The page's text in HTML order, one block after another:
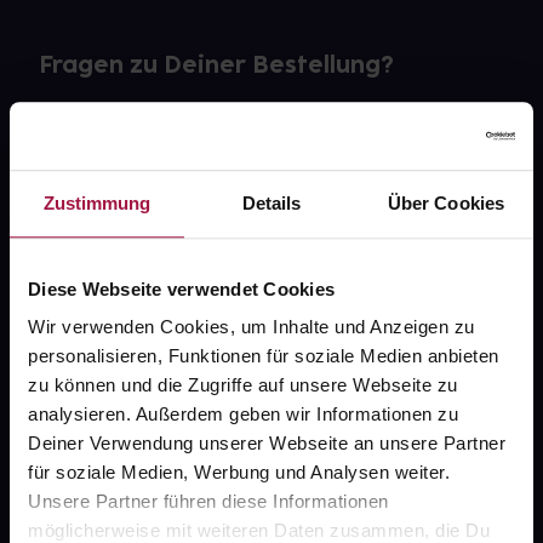
Zustimmung Details Über Cookies
Diese Webseite verwendet Cookies
Wir verwenden Cookies, um Inhalte und Anzeigen zu
personalisieren, Funktionen für soziale Medien anbieten
zu können und die Zugriffe auf unsere Webseite zu
analysieren. Außerdem geben wir Informationen zu
Deiner Verwendung unserer Webseite an unsere Partner
für soziale Medien, Werbung und Analysen weiter.
Unsere Partner führen diese Informationen
möglicherweise mit weiteren Daten zusammen, die Du
Fragen zu Deiner Bestellung?
gesund.de
Über uns
Karriere
Newsletter